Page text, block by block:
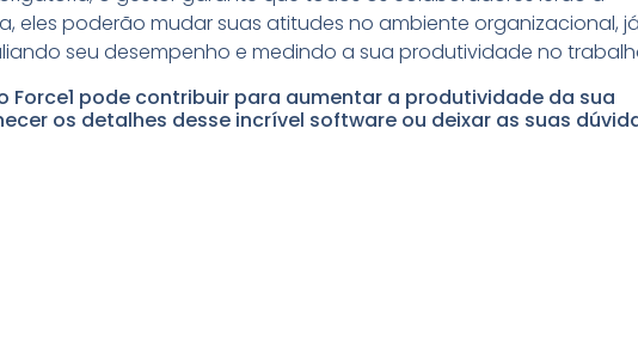
eles poderão mudar suas atitudes no ambiente organizacional, já
seu desempenho e medindo a sua produtividade no
Force1 pode contribuir para aumentar a produtividade da sua
os detalhes desse incrível software ou deixar as suas